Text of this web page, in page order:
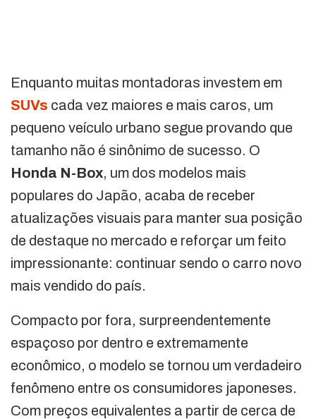
Enquanto muitas montadoras investem em
SUVs cada vez maiores e mais caros, um
pequeno veículo urbano segue provando que
tamanho não é sinônimo de sucesso. O
Honda N-Box, um dos modelos mais
populares do Japão, acaba de receber
atualizações visuais para manter sua posição
de destaque no mercado e reforçar um feito
impressionante: continuar sendo o carro novo
mais vendido do país.
Compacto por fora, surpreendentemente
espaçoso por dentro e extremamente
econômico, o modelo se tornou um verdadeiro
fenômeno entre os consumidores japoneses.
Com preços equivalentes a partir de cerca de